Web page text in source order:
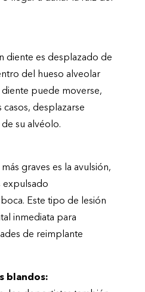
diente es desplazado de
del hueso alveolar
puede moverse,
casos, desplazarse
su alvéolo.
graves es la avulsión,
expulsado
Este tipo de lesión
inmediata para
de reimplante
blandos: